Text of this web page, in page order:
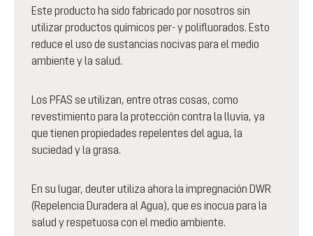
Este producto ha sido fabricado por nosotros sin
utilizar productos químicos per- y polifluorados. Esto
reduce el uso de sustancias nocivas para el medio
ambiente y la salud.
Los PFAS se utilizan, entre otras cosas, como
revestimiento para la protección contra la lluvia, ya
que tienen propiedades repelentes del agua, la
suciedad y la grasa.
En su lugar, deuter utiliza ahora la impregnación DWR
(Repelencia Duradera al Agua), que es inocua para la
salud y respetuosa con el medio ambiente.